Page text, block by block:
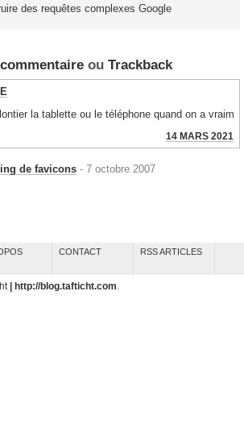
des requêtes complexes Google
commentaireou Trackback
la tablette ou le téléphone quand on a
14 MARS 2021
de favicons- 7 octobre 2007
CONTACT RSS ARTICLES
| http://blog.tafticht.com.